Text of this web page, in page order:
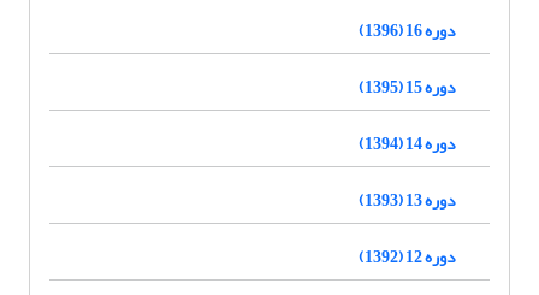
دوره 16 (1396)
دوره 15 (1395)
دوره 14 (1394)
دوره 13 (1393)
دوره 12 (1392)